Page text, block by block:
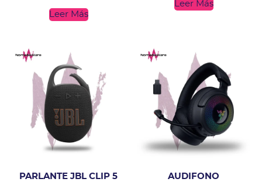
Leer Más
Leer Más
PARLANTE JBL CLIP 5
AUDIFONO